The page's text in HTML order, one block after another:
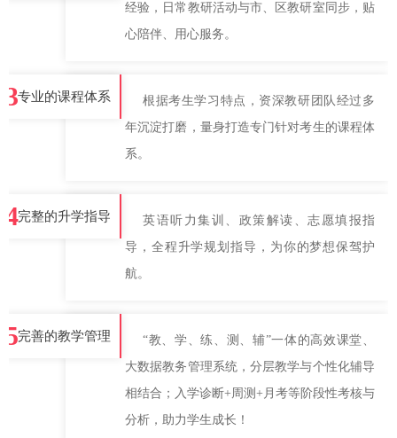
经验，日常教研活动与市、区教研室同步，贴
心陪伴、用心服务。
3专业的课程体系
根据考生学习特点，资深教研团队经过多
年沉淀打磨，量身打造专门针对考生的课程体
系。
4完整的升学指导
英语听力集训、政策解读、志愿填报指
导，全程升学规划指导，为你的梦想保驾护
航。
5完善的教学管理
“教、学、练、测、辅”一体的高效课堂、
大数据教务管理系统，分层教学与个性化辅导
相结合；入学诊断+周测+月考等阶段性考核与
分析，助力学生成长！